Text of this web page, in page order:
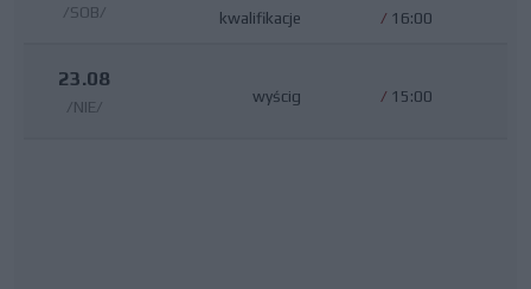
/SOB/
kwalifikacje
/ 16:00
23.08
/NIE/
wyścig / 15:00